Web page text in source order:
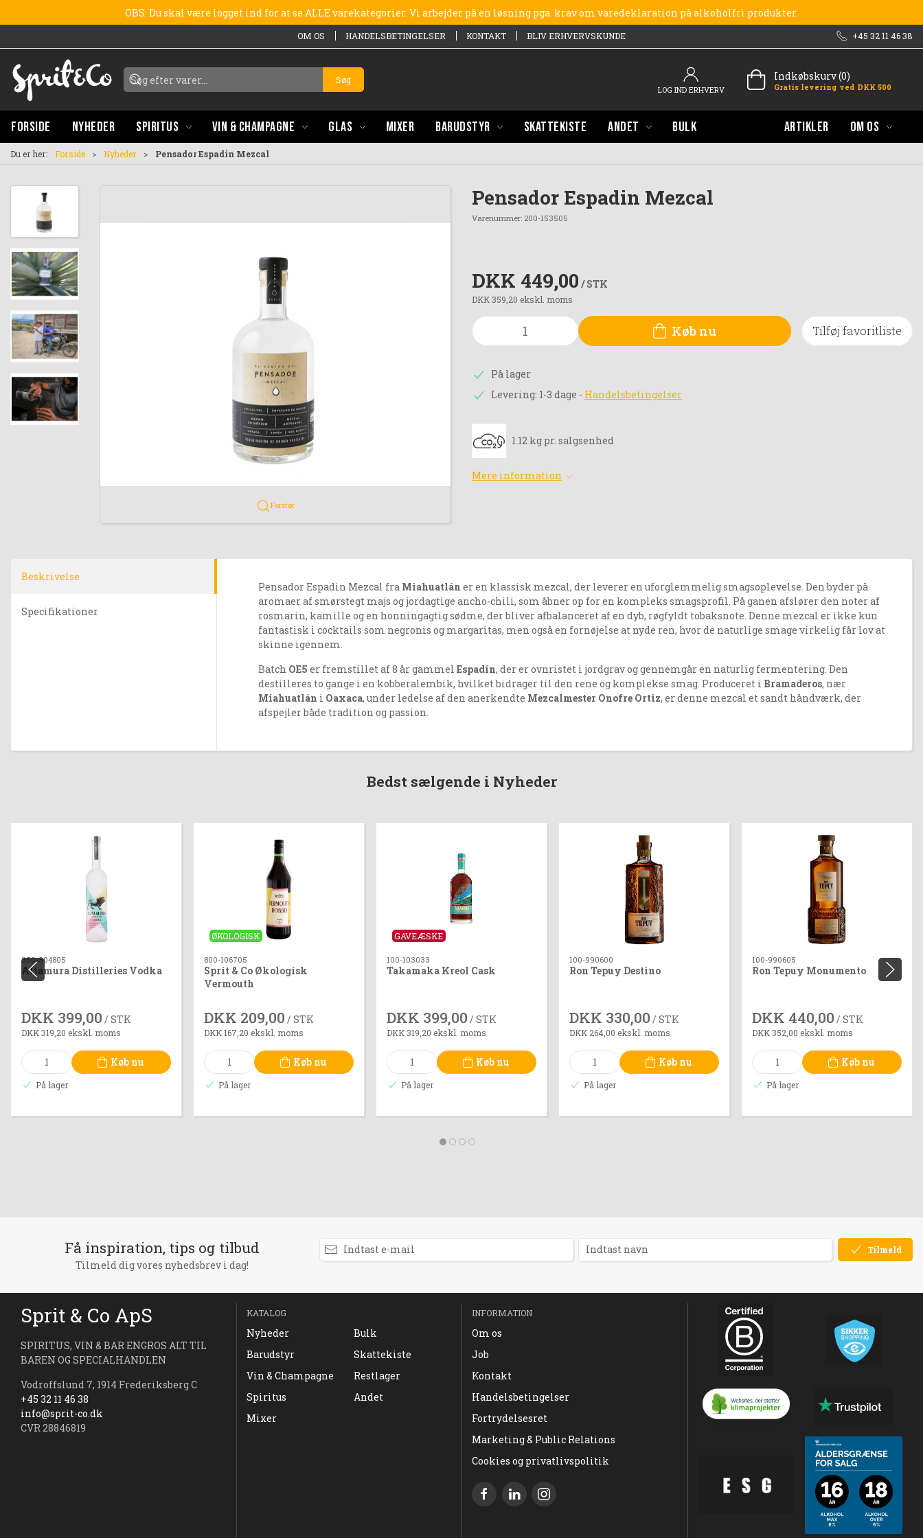
OBS: Du skal være logget ind for at se ALLE varekategorier. Vi arbejder på en løsning pga. krav om varedeklaration på alkoholfri produkter.
OM OS HANDELSBETINGELSER KONTAKT BLIV ERHVERVSKUNDE +45 32 11 46 38
Søg
LOG IND ERHVERV
Indkøbskurv (0)
Gratis levering ved DKK 500
FORSIDE NYHEDER SPIRITUS VIN & CHAMPAGNE GLAS MIXER BARUDSTYR SKATTEKISTE ANDET BULK ARTIKLER OM OS
Du er her: Forside Nyheder Pensador Espadin Mezcal
Forstør
Pensador Espadin Mezcal
Varenummer: 200-153505
DKK 449,00 / STK
DKK 359,20 ekskl. moms
Køb nu Tilføj favoritliste
På lager
Levering: 1-3 dage - Handelsbetingelser
1.12 kg pr. salgsenhed
Mere information
Beskrivelse
Specifikationer
Pensador Espadin Mezcal fra Miahuatlán er en klassisk mezcal, der leverer en uforglemmelig smagsoplevelse. Den byder på
aromaer af smørstegt majs og jordagtige ancho-chili, som åbner op for en kompleks smagsprofil. På ganen afslører den noter af
rosmarin, kamille og en honningagtig sødme, der bliver afbalanceret af en dyb, røgfyldt tobaksnote. Denne mezcal er ikke kun
fantastisk i cocktails som negronis og margaritas, men også en fornøjelse at nyde ren, hvor de naturlige smage virkelig får lov at
skinne igennem.
Batch OE5 er fremstillet af 8 år gammel Espadín, der er ovnristet i jordgrav og gennemgår en naturlig fermentering. Den
destilleres to gange i en kobberalembik, hvilket bidrager til den rene og komplekse smag. Produceret i Bramaderos, nær
Miahuatlán i Oaxaca, under ledelse af den anerkendte Mezcalmester Onofre Ortiz, er denne mezcal et sandt håndværk, der
afspejler både tradition og passion.
Bedst sælgende i Nyheder
350-304805
Altamura Distilleries Vodka
DKK 399,00 / STK
DKK 319,20 ekskl. moms
Køb nu
På lager
ØKOLOGISK
800-106705
Sprit & Co Økologisk
Vermouth
DKK 209,00 / STK
DKK 167,20 ekskl. moms
Køb nu
På lager
GAVEÆSKE
100-103033
Takamaka Kreol Cask
DKK 399,00 / STK
DKK 319,20 ekskl. moms
Køb nu
På lager
100-990600
Ron Tepuy Destino
DKK 330,00 / STK
DKK 264,00 ekskl. moms
Køb nu
På lager
100-990605
Ron Tepuy Monumento
DKK 440,00 / STK
DKK 352,00 ekskl. moms
Køb nu
På lager
Få inspiration, tips og tilbud
Tilmeld dig vores nyhedsbrev i dag!
Tilmeld
Sprit & Co ApS
SPIRITUS, VIN & BAR ENGROS ALT TIL
BAREN OG SPECIALHANDLEN
Vodroffslund 7, 1914 Frederiksberg C
+45 32 11 46 38
info@sprit-co.dk
CVR 28846819
KATALOG
Nyheder
Barudstyr
Vin & Champagne
Spiritus
Mixer
Bulk
Skattekiste
Restlager
Andet
INFORMATION
Om os
Job
Kontakt
Handelsbetingelser
Fortrydelsesret
Marketing & Public Relations
Cookies og privatlivspolitik